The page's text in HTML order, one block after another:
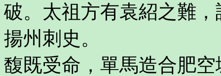
破。太祖方有袁紹之難
揚州刺史。
馥既受命，單馬造合肥